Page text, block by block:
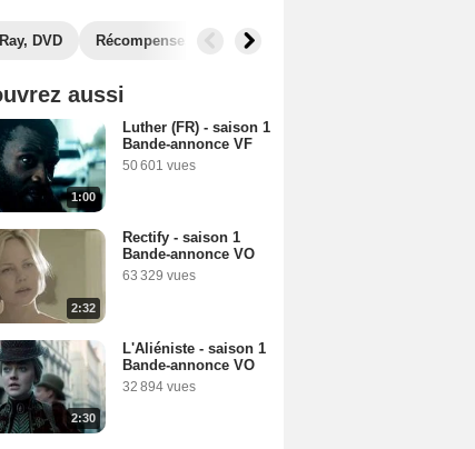
DVD Récompenses Photos
aussi
1:00
Luther (FR) - saison 1
Bande-annonce VF
50 601 vues
2:32
Rectify - saison 1
Bande-annonce VO
63 329 vues
2:30
L'Aliéniste - saison 1
Bande-annonce VO
32 894 vues